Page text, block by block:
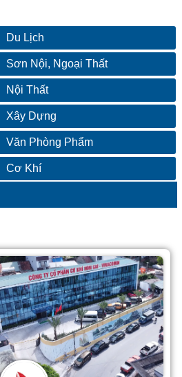
Du Lịch
Sơn Nội, Ngoại Thất
Nội Thất
Xây Dựng
Văn Phòng Phẩm
Cơ Khí